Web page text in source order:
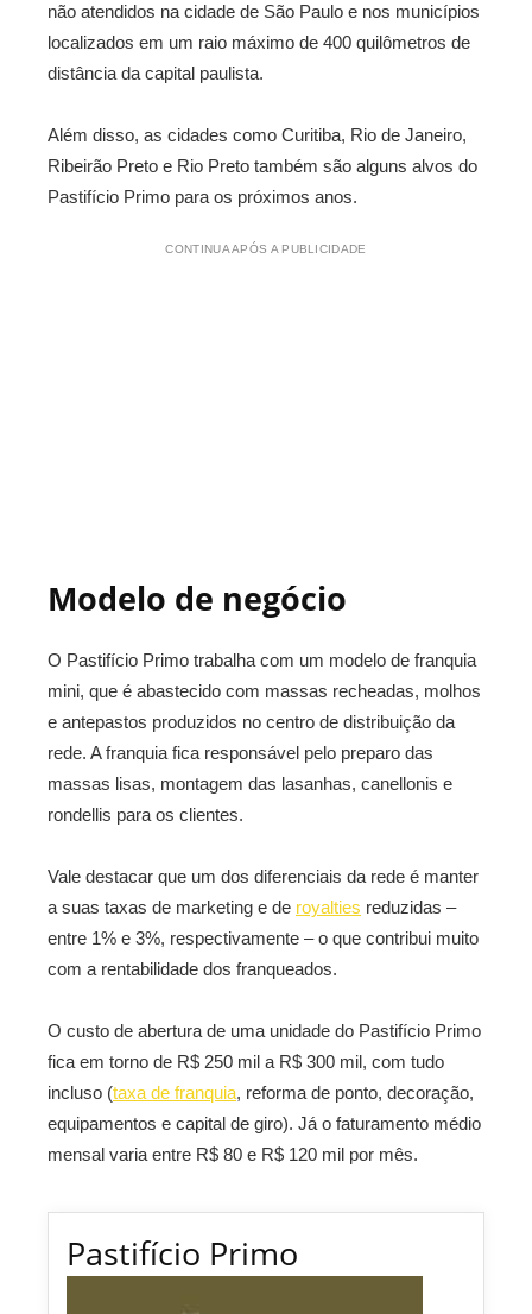
não atendidos na cidade de São Paulo e nos municípios
localizados em um raio máximo de 400 quilômetros de
distância da capital paulista.
Além disso, as cidades como Curitiba, Rio de Janeiro,
Ribeirão Preto e Rio Preto também são alguns alvos do
Pastifício Primo para os próximos anos.
CONTINUA APÓS A PUBLICIDADE
Modelo de negócio
O Pastifício Primo trabalha com um modelo de franquia
mini, que é abastecido com massas recheadas, molhos
e antepastos produzidos no centro de distribuição da
rede. A franquia fica responsável pelo preparo das
massas lisas, montagem das lasanhas, canellonis e
rondellis para os clientes.
Vale destacar que um dos diferenciais da rede é manter
a suas taxas de marketing e de royalties reduzidas –
entre 1% e 3%, respectivamente – o que contribui muito
com a rentabilidade dos franqueados.
O custo de abertura de uma unidade do Pastifício Primo
fica em torno de R$ 250 mil a R$ 300 mil, com tudo
incluso (taxa de franquia, reforma de ponto, decoração,
equipamentos e capital de giro). Já o faturamento médio
mensal varia entre R$ 80 e R$ 120 mil por mês.
Pastifício Primo